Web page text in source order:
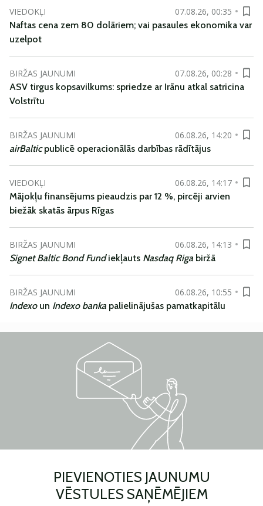
VIEDOKĻI
07.08.26, 00:35
Naftas cena zem 80 dolāriem; vai pasaules ekonomika var
uzelpot
BIRŽAS JAUNUMI
07.08.26, 00:28
ASV tirgus kopsavilkums: spriedze ar Irānu atkal satricina
Volstrītu
BIRŽAS JAUNUMI
06.08.26, 14:20
airBalticpublicē operacionālās darbības rādītājus
VIEDOKĻI
06.08.26, 14:17
Mājokļu finansējums pieaudzis par 12 %, pircēji arvien
biežāk skatās ārpus Rīgas
BIRŽAS JAUNUMI
06.08.26, 14:13
Signet Baltic Bond Fundiekļauts Nasdaq Riga biržā
BIRŽAS JAUNUMI
06.08.26, 10:55
Indexoun Indexo banka palielinājušas pamatkapitālu
PIEVIENOTIES JAUNUMU
VĒSTULES SAŅĒMĒJIEM